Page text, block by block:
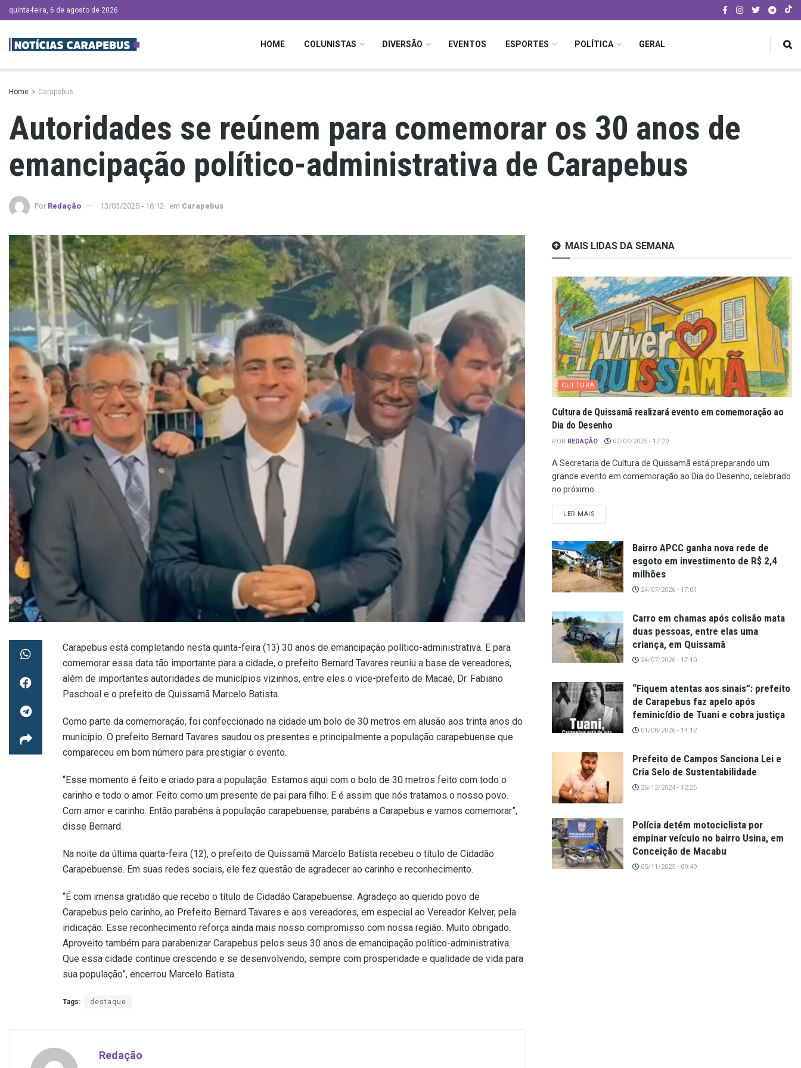
quinta-feira, 6 de agosto de 2026
HOME COLUNISTAS DIVERSÃO EVENTOS ESPORTES POLÍTICA GERAL
Home Carapebus
Autoridades se reúnem para comemorar os 30 anos de
emancipação político-administrativa de Carapebus
Por Redação 13/03/2025 - 16:12 em Carapebus
Carapebus está completando nesta quinta-feira (13) 30 anos de emancipação político-administrativa. E para
comemorar essa data tão importante para a cidade, o prefeito Bernard Tavares reuniu a base de vereadores,
além de importantes autoridades de municípios vizinhos, entre eles o vice-prefeito de Macaé, Dr. Fabiano
Paschoal e o prefeito de Quissamã Marcelo Batista.
Como parte da comemoração, foi confeccionado na cidade um bolo de 30 metros em alusão aos trinta anos do
município. O prefeito Bernard Tavares saudou os presentes e principalmente a população carapebuense que
compareceu em bom número para prestigiar o evento.
“Esse momento é feito e criado para a população. Estamos aqui com o bolo de 30 metros feito com todo o
carinho e todo o amor. Feito como um presente de pai para filho. E é assim que nós tratamos o nosso povo.
Com amor e carinho. Então parabéns à população carapebuense, parabéns a Carapebus e vamos comemorar”,
disse Bernard.
Na noite da última quarta-feira (12), o prefeito de Quissamã Marcelo Batista recebeu o título de Cidadão
Carapebuense. Em suas redes sociais, ele fez questão de agradecer ao carinho e reconhecimento.
“É com imensa gratidão que recebo o título de Cidadão Carapebuense. Agradeço ao querido povo de
Carapebus pelo carinho, ao Prefeito Bernard Tavares e aos vereadores, em especial ao Vereador Kelver, pela
indicação. Esse reconhecimento reforça ainda mais nosso compromisso com nossa região. Muito obrigado.
Aproveito também para parabenizar Carapebus pelos seus 30 anos de emancipação político-administrativa.
Que essa cidade continue crescendo e se desenvolvendo, sempre com prosperidade e qualidade de vida para
sua população”, encerrou Marcelo Batista.
Tags: destaque
Redação
MAIS LIDAS DA SEMANA
CULTURA
Cultura de Quissamã realizará evento em comemoração ao
Dia do Desenho
POR REDAÇÃO 07/04/2025 - 17:29
A Secretaria de Cultura de Quissamã está preparando um
grande evento em comemoração ao Dia do Desenho, celebrado
no próximo...
LER MAIS
Bairro APCC ganha nova rede de
esgoto em investimento de R$ 2,4
milhões
24/07/2026 - 17:01
Carro em chamas após colisão mata
duas pessoas, entre elas uma
criança, em Quissamã
24/07/2026 - 17:10
“Fiquem atentas aos sinais”: prefeito
de Carapebus faz apelo após
feminicídio de Tuani e cobra justiça
01/08/2026 - 14:12
Prefeito de Campos Sanciona Lei e
Cria Selo de Sustentabilidade
26/12/2024 - 12:25
Polícia detém motociclista por
empinar veículo no bairro Usina, em
Conceição de Macabu
05/11/2025 - 09:49